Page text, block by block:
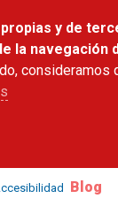
contenido y de
la navegación
consideramos
Blog